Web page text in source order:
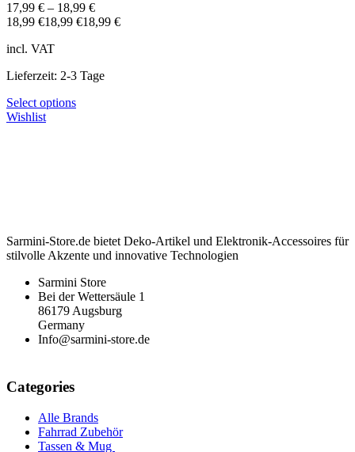
17,99 € – 18,99 €
18,99 €18,99 €18,99 €
incl. VAT
Lieferzeit: 2-3 Tage
Select options
Wishlist
Sarmini-Store.de bietet Deko-Artikel und Elektronik-Accessoires für
stilvolle Akzente und innovative Technologien
Sarmini Store
Bei der Wettersäule 1
86179 Augsburg
Germany
Info@sarmini-store.de
Categories
Alle Brands
Fahrrad Zubehör
Tassen & Mug